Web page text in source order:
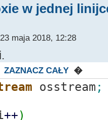
w jednej
maja 2018, 12:28
ZAZNACZ CAŁY �
osstream ;
++)